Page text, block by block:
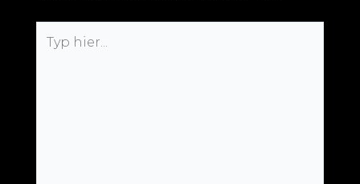
hier...